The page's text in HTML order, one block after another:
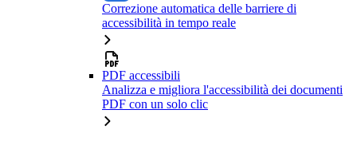
Correzione automatica delle barriere di
accessibilità in tempo reale
PDF accessibili
Analizza e migliora l'accessibilità dei documenti
PDF con un solo clic